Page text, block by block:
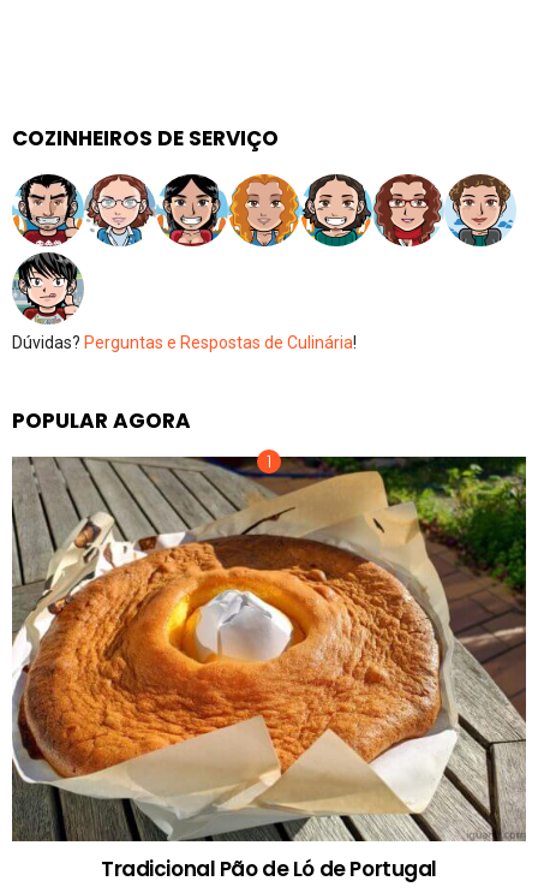
COZINHEIROS DE SERVIÇO
Dúvidas? Perguntas e Respostas de Culinária!
POPULAR AGORA
Tradicional Pão de Ló de Portugal